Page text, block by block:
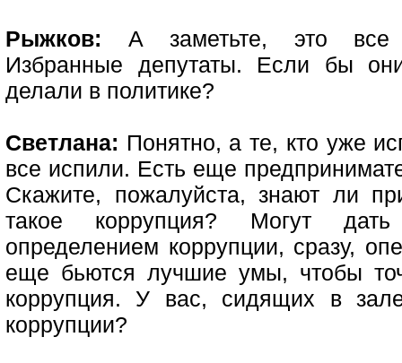
Рыжков: А заметьте, это все
Избранные депутаты. Если бы
делали в политике?
Светлана: Понятно, а те, кто уже
все испили. Есть еще
Скажите, пожалуйста, знают ли
такое коррупция? Могут
определением коррупции, сразу,
еще бьются лучшие умы, чтобы
коррупция. У вас, сидящих в
коррупции?